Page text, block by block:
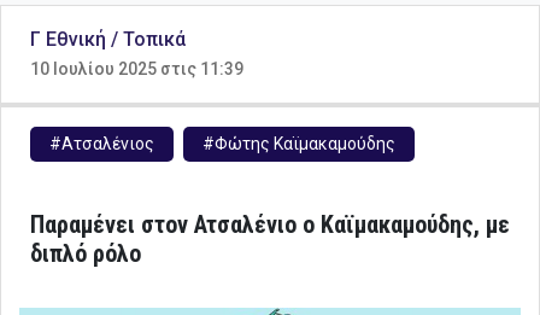
Γ Εθνική / Τοπικά
10 Ιουλίου 2025 στις 11:39
#Ατσαλένιος #Φώτης Καϊμακαμούδης
Παραμένει στον Ατσαλένιο ο Καϊμακαμούδης, με
διπλό ρόλο